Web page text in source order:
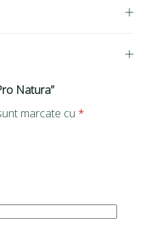
Natura”
marcate cu *